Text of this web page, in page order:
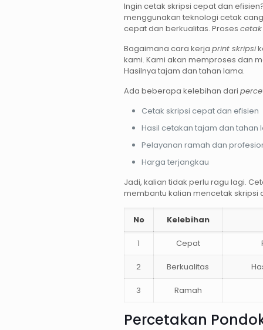
Ingin cetak skripsi cepat dan
menggunakan teknologi cetak
cepat dan berkualitas. Proses
Bagaimana cara kerja print skripsi
kami. Kami akan memproses dan
Hasilnya tajam dan tahan lama.
Ada beberapa kelebihan dari
Cetak skripsi cepat dan efisien
Hasil cetakan tajam dan tahan
Pelayanan ramah dan
Harga terjangkau
Jadi, kalian tidak perlu ragu lagi.
membantu kalian mencetak skripsi
No Kelebihan
1 Cepat
2 Berkualitas
3 Ramah
Percetakan